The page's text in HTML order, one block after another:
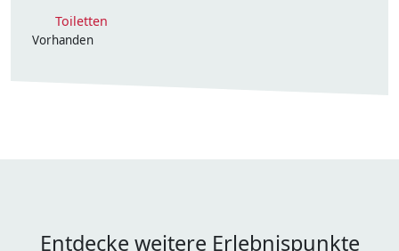
Toiletten
Vorhanden
Entdecke weitere Erlebnispunkte